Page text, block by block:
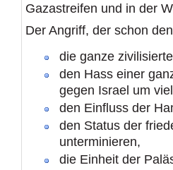
Gazastreifen und in der
Der Angriff, der schon
die ganze
den Hass einer
gegen Israel um
den Einfluss der
den Status der
unterminieren,
die Einheit der